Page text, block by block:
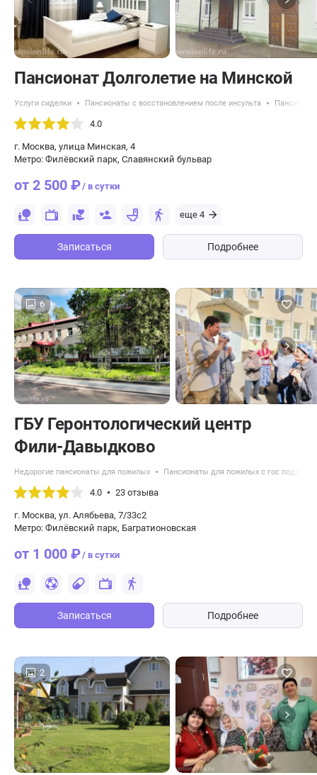
Пансионат Долголетие на Минской
Услуги сиделки Пансионаты с восстановлением после инсульта
4.0
г. Москва, улица Минская, 4
Метро: Филёвский парк, Славянский бульвар
от 2 500 ₽/ в сутки
еще 4
Записаться Подробнее
6
ГБУ Геронтологический центр
Фили-Давыдково
Недорогие пансионаты для пожилых Пансионаты для пожилых с гос
4.0 23 отзыва
г. Москва, ул. Алябьева, 7/33с2
Метро: Филёвский парк, Багратионовская
от 1 000 ₽/ в сутки
Записаться Подробнее
2